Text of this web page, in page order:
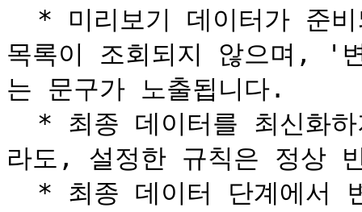
목록이 조회되지 않으며, '
는 문구가 노출됩니다.
라도, 설정한 규칙은 정상